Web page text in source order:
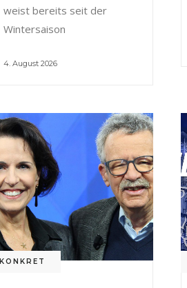
weist bereits seit der
Wintersaison
4. August 2026
KONKRET